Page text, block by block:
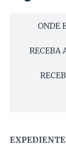
ONDE
RECEBA
EXPEDIENTE